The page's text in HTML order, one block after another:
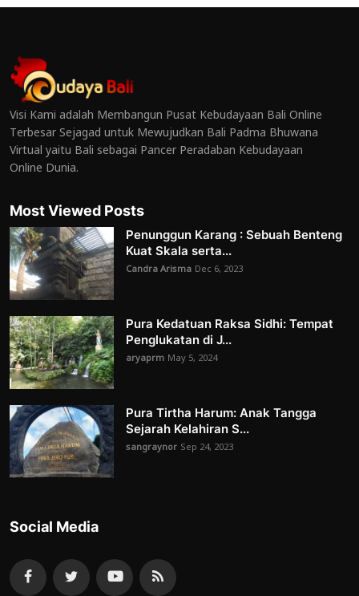
Visi Kami adalah Membangun Pusat Kebudayaan Bali Online
Terbesar Sejagad untuk Mewujudkan Bali Padma Bhuwana
Virtual yaitu Bali sebagai Pancer Peradaban Kebudayaan
Online Dunia.
Most Viewed Posts
Penunggun Karang : Sebuah Benteng
Kuat Skala serta...
Candra Arisma Dec 6, 2023
Pura Kedatuan Raksa Sidhi: Tempat
Penglukatan di J...
aryaprm May 5, 2024
Pura Tirtha Harum: Anak Tangga
Sejarah Kelahiran S...
sangraynor Sep 24, 2023
Social Media